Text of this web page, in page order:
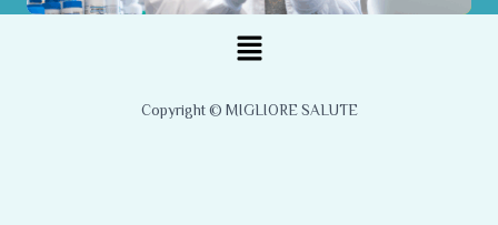
Menu
Copyright © MIGLIORE SALUTE